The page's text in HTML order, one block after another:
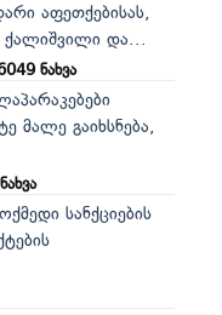
აფეთქებისას,
ქალიშვილი და...
ნახვა
მალე გაიხსნება,
სანქციების